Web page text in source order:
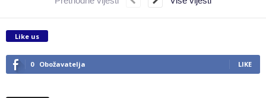
Like us
0 Obožavatelja LIKE